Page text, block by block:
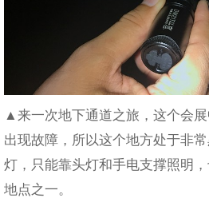
▲来一次地下通道之旅，这个会
出现故障，所以这个地方处于非
灯，只能靠头灯和手电支撑照明
地点之一。